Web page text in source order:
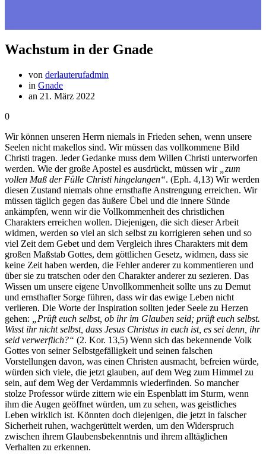
Wachstum in der Gnade
von derlauterufadmin
in Gnade
an 21. März 2022
0
Wir können unseren Herrn niemals in Frieden sehen, wenn unsere
Seelen nicht makellos sind. Wir müssen das vollkommene Bild
Christi tragen. Jeder Gedanke muss dem Willen Christi unterworfen
werden. Wie der große Apostel es ausdrückt, müssen wir
„zum
vollen Maß der Fülle Christi hingelangen“. (Eph. 4,13) Wir werden
diesen Zustand niemals ohne ernsthafte Anstrengung erreichen. Wir
müssen täglich gegen das äußere Übel und die innere Sünde
ankämpfen, wenn wir die Vollkommenheit des christlichen
Charakters erreichen wollen. Diejenigen, die sich dieser Arbeit
widmen, werden so viel an sich selbst zu korrigieren sehen und so
viel Zeit dem Gebet und dem Vergleich ihres Charakters mit dem
großen Maßstab Gottes, dem göttlichen Gesetz, widmen, dass sie
keine Zeit haben werden, die Fehler anderer zu kommentieren und
über sie zu tratschen oder den Charakter anderer zu sezieren. Das
Wissen um unsere eigene Unvollkommenheit sollte uns zu Demut
und ernsthafter Sorge führen, dass wir das ewige Leben nicht
verlieren. Die Worte der Inspiration sollten jeder Seele zu Herzen
gehen:
„Prüft euch selbst, ob ihr im Glauben seid; prüft euch selbst.
Wisst ihr nicht selbst, dass Jesus Christus in euch ist, es sei denn, ihr
seid verwerflich?“ (2. Kor. 13,5) Wenn sich das bekennende Volk
Gottes von seiner Selbstgefälligkeit und seinen falschen
Vorstellungen davon, was einen Christen ausmacht, befreien würde,
würden sich viele, die jetzt glauben, auf dem Weg zum Himmel zu
sein, auf dem Weg der Verdammnis wiederfinden. So mancher
stolze Professor würde zittern wie ein Espenblatt im Sturm, wenn
ihm die Augen geöffnet würden, um zu sehen, was geistliches
Leben wirklich ist. Könnten doch diejenigen, die jetzt in falscher
Sicherheit ruhen, wachgerüttelt werden, um den Widerspruch
zwischen ihrem Glaubensbekenntnis und ihrem alltäglichen
Verhalten zu erkennen.